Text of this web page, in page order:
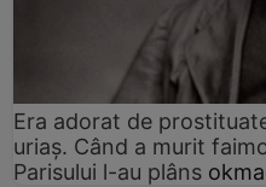
Era adorat de
uriaș. Când a murit
Parisului l-au plâns